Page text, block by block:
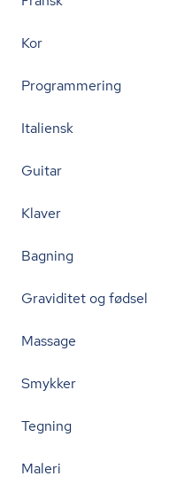
Kor
Programmering
Italiensk
Guitar
Klaver
Bagning
Graviditet og fødsel
Massage
Smykker
Tegning
Maleri